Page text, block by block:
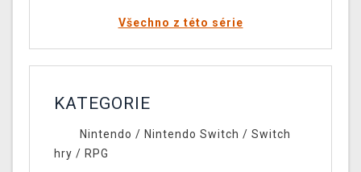
Všechno z této série
KATEGORIE
Nintendo / Nintendo Switch / Switch
hry / RPG